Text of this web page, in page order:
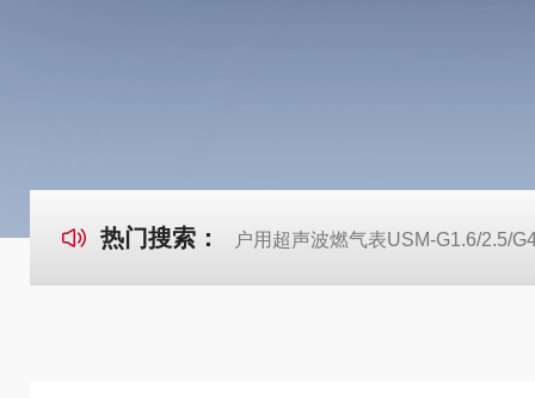
热门搜索： 户用超声波燃气表USM-G1.6/2.5/